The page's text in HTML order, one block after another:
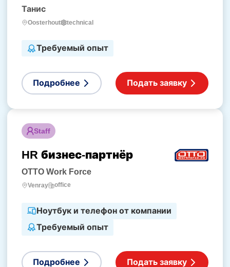
Танис
Oosterhout technical
Требуемый опыт
Подробнее Подать заявку
Staff
HR бизнес-партнёр
OTTO Work Force
Venray office
Ноутбук и телефон от компании
Требуемый опыт
Подробнее Подать заявку